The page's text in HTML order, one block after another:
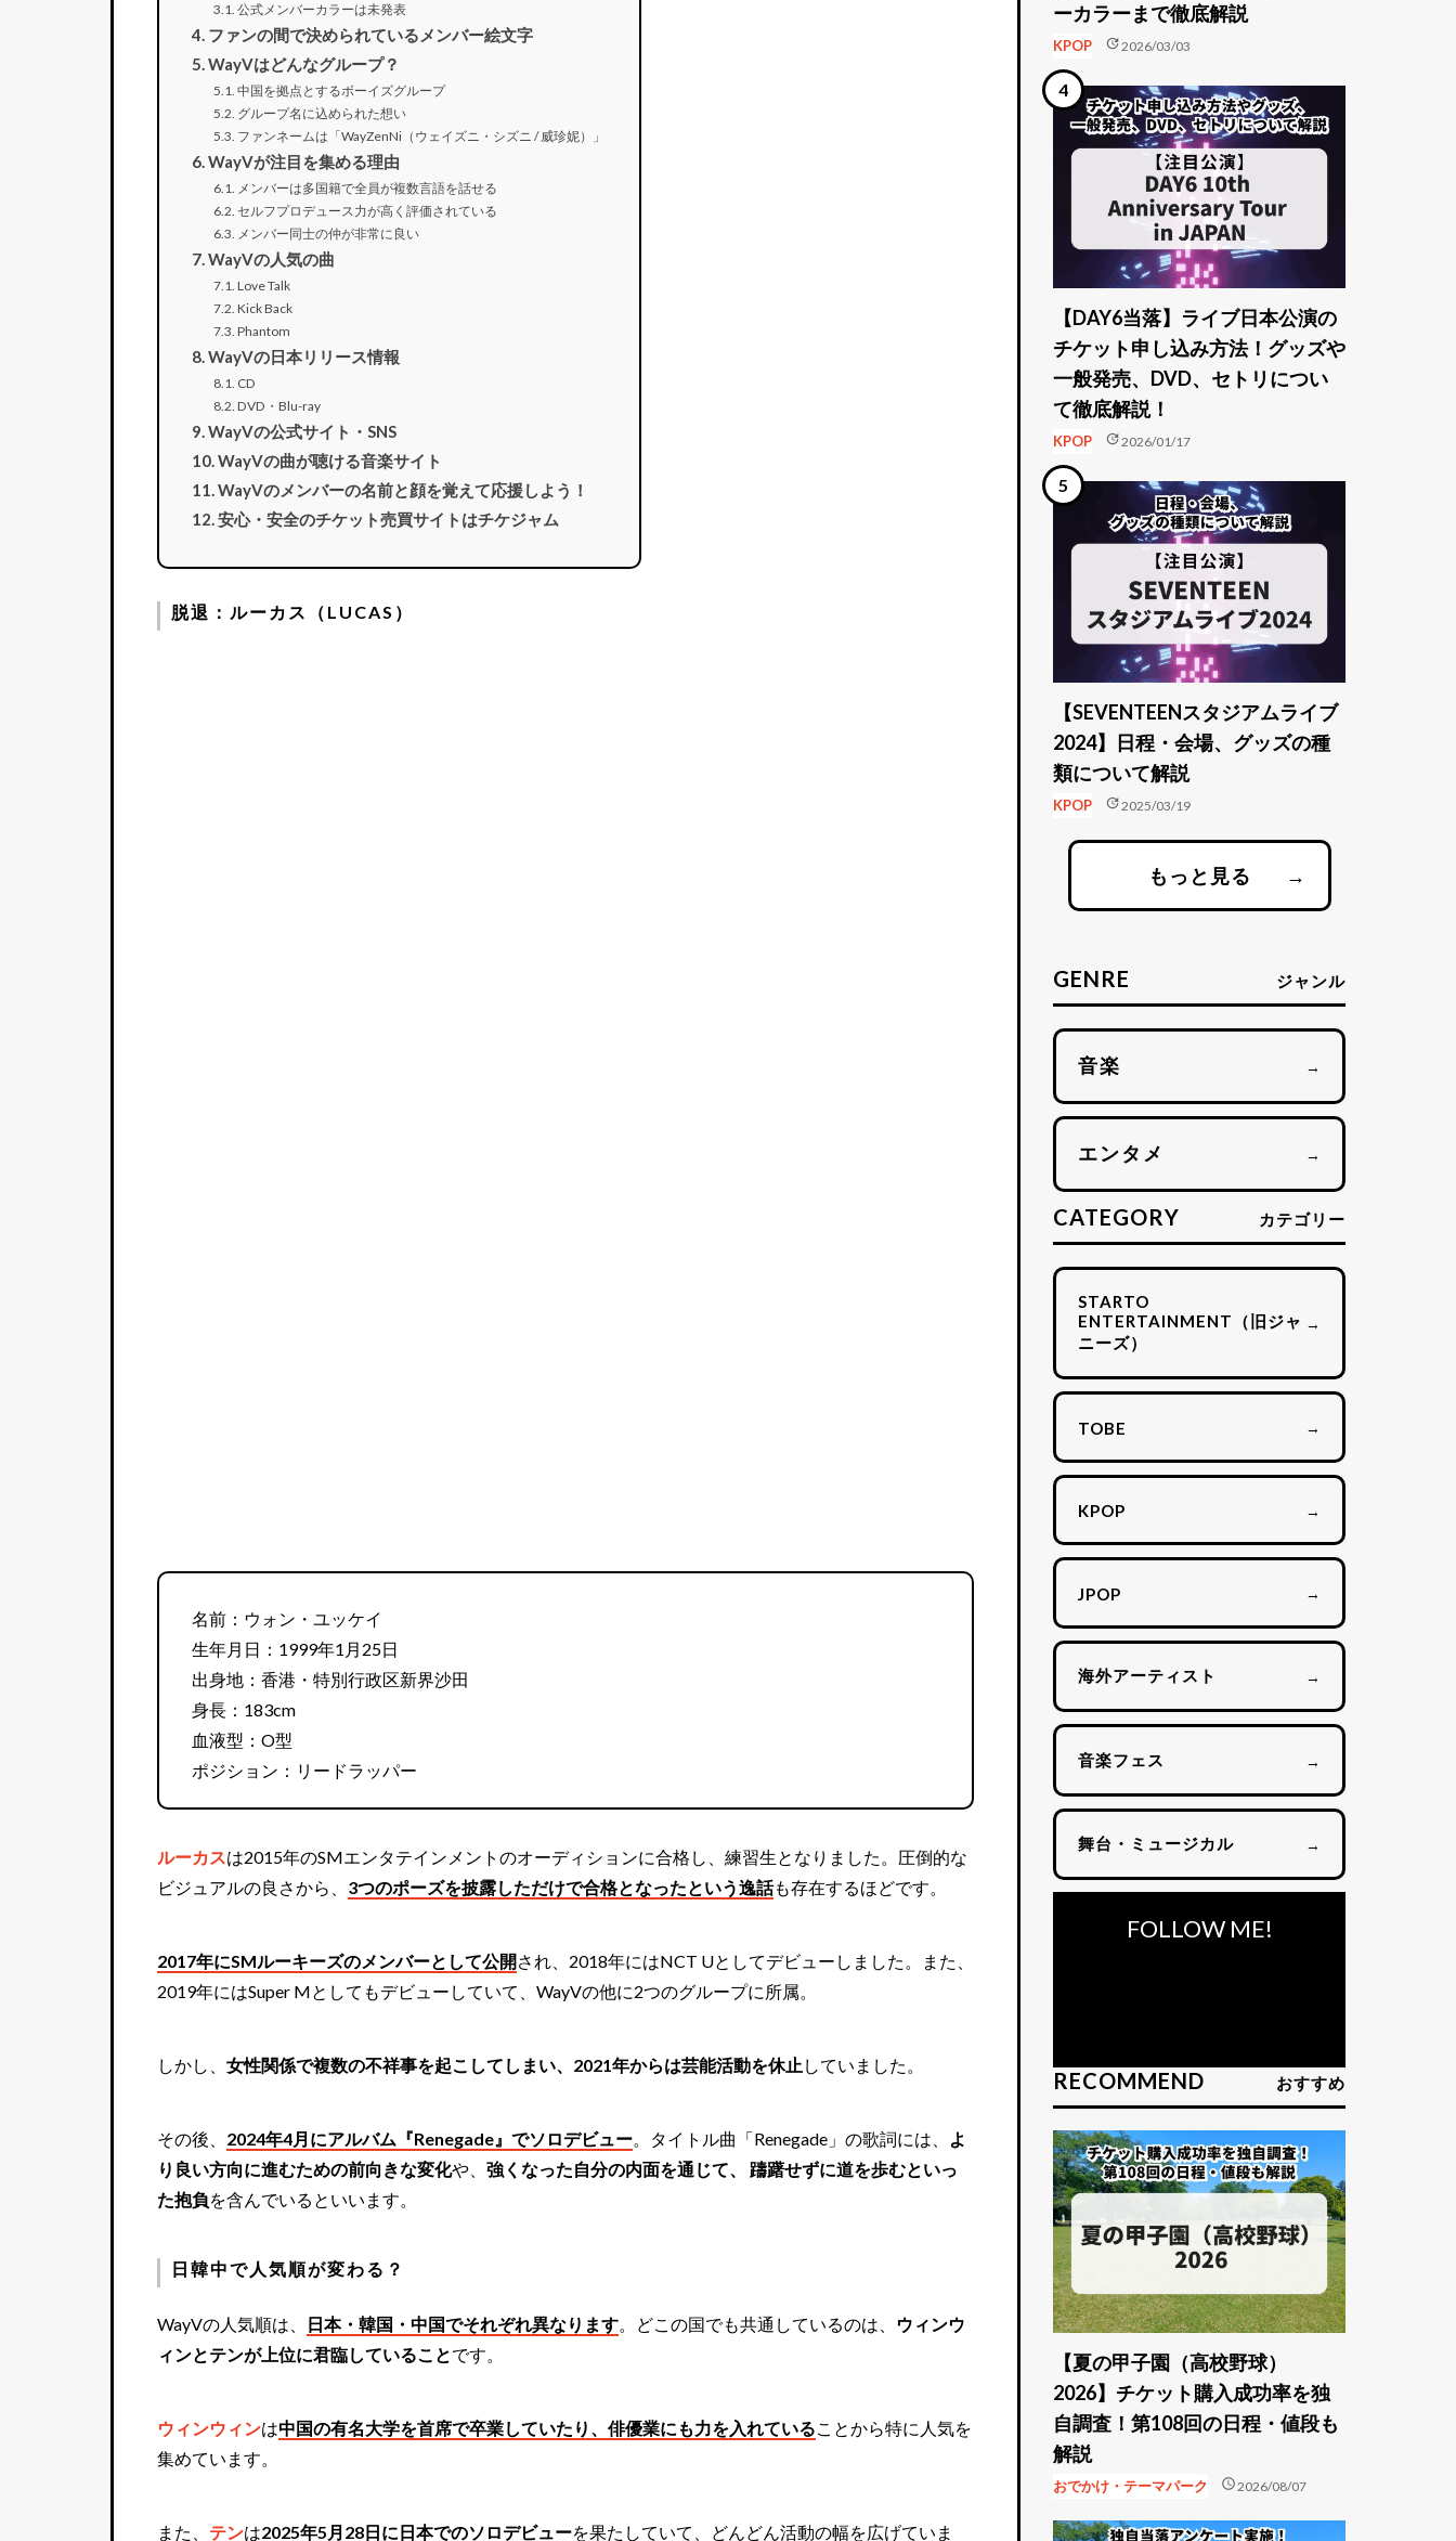
公式メンバーカラーは未発表
ファンの間で決められているメンバー絵文字
WayVはどんなグループ？
中国を拠点とするボーイズグループ
グループ名に込められた想い
ファンネームは「WayZenNi（ウェイズニ・シズニ / 威珍妮）」
WayVが注目を集める理由
メンバーは多国籍で全員が複数言語を話せる
セルフプロデュース力が高く評価されている
メンバー同士の仲が非常に良い
WayVの人気の曲
Love Talk
Kick Back
Phantom
WayVの日本リリース情報
CD
DVD・Blu-ray
WayVの公式サイト・SNS
WayVの曲が聴ける音楽サイト
WayVのメンバーの名前と顔を覚えて応援しよう！
安心・安全のチケット売買サイトはチケジャム
脱退：ルーカス（LUCAS）
名前：ウォン・ユッケイ
生年月日：1999年1月25日
出身地：香港・特別行政区新界沙田
身長：183cm
血液型：O型
ポジション：リードラッパー
ルーカスは2015年のSMエンタテインメントのオーディションに合格し、練習生となりました。圧倒的な
ビジュアルの良さから、 3つのポーズを披露しただけで合格となったという逸話も存在するほどです。
2017年にSMルーキーズのメンバーとして公開 され、2018年にはNCT Uとしてデビューしました。また、
2019年にはSuper Mとしてもデビューしていて、WayVの他に2つのグループに所属。
しかし、 女性関係で複数の不祥事を起こしてしまい、2021年からは芸能活動を休止 していました。
その後、 2024年4月にアルバム『Renegade』でソロデビュー。タイトル曲「Renegade」の歌詞には、
よ
り良い方向に進むための前向きな変化や、 強くなった自分の内面を通じて、 躊躇せずに道を歩むといっ
た抱負を含んでいるといいます。
日韓中で人気順が変わる？
WayVの人気順は、 日本・韓国・中国でそれぞれ異なります。どこの国でも共通しているのは、
ウィンウ
ィンとテンが上位に君臨していることです。
ウィンウィンは中国の有名大学を首席で卒業していたり、俳優業にも力を入れていることから特に人気を
集めています。
また、 テンは2025年5月28日に日本でのソロデビューを果たしていて、どんどん活動の幅を広げていま
ーカラーまで徹底解説
KPOP update2026/03/03
【DAY6当落】ライブ日本公演の
チケット申し込み方法！グッズや
一般発売、DVD、セトリについ
て徹底解説！
KPOP update2026/01/17
【SEVENTEENスタジアムライブ
2024】日程・会場、グッズの種
類について解説
KPOP update2025/03/19
もっと見る →
GENRE ジャンル
音楽 →
エンタメ →
CATEGORY カテゴリー
STARTO
ENTERTAINMENT（旧ジャ
ニーズ）
→
TOBE →
KPOP →
JPOP →
海外アーティスト →
音楽フェス →
舞台・ミュージカル →
FOLLOW ME!
RECOMMEND おすすめ
【夏の甲子園（高校野球）
2026】チケット購入成功率を独
自調査！第108回の日程・値段も
解説
おでかけ・テーマパーク schedule2026/08/07